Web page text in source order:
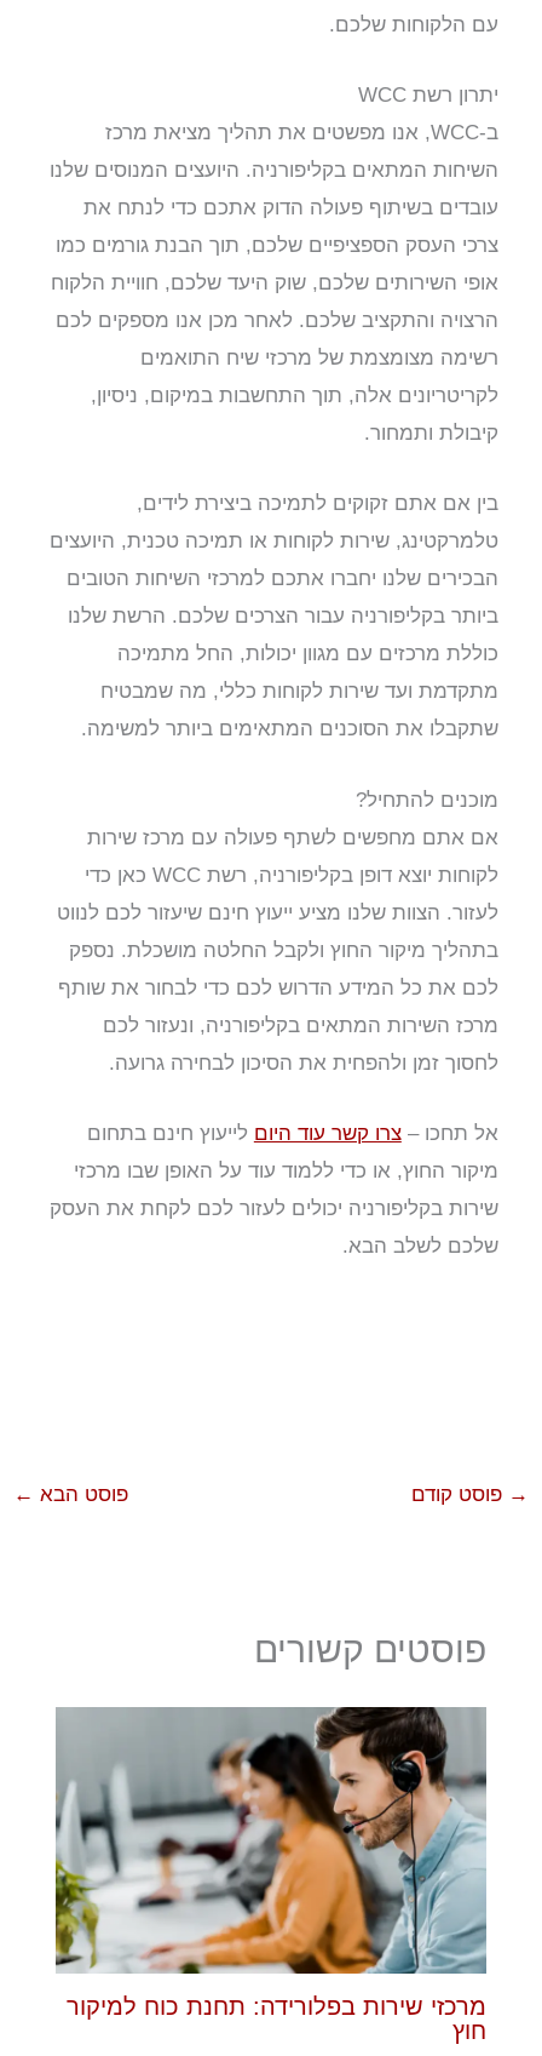
עם הלקוחות שלכם.
יתרון רשת WCC
ב-WCC, אנו מפשטים את תהליך מציאת מרכז
השיחות המתאים בקליפורניה. היועצים המנוסים שלנו
עובדים בשיתוף פעולה הדוק אתכם כדי לנתח את
צרכי העסק הספציפיים שלכם, תוך הבנת גורמים כמו
אופי השירותים שלכם, שוק היעד שלכם, חוויית הלקוח
הרצויה והתקציב שלכם. לאחר מכן אנו מספקים לכם
רשימה מצומצמת של מרכזי שיח התואמים
לקריטריונים אלה, תוך התחשבות במיקום, ניסיון,
קיבולת ותמחור.
בין אם אתם זקוקים לתמיכה ביצירת לידים,
טלמרקטינג, שירות לקוחות או תמיכה טכנית, היועצים
הבכירים שלנו יחברו אתכם למרכזי השיחות הטובים
ביותר בקליפורניה עבור הצרכים שלכם. הרשת שלנו
כוללת מרכזים עם מגוון יכולות, החל מתמיכה
מתקדמת ועד שירות לקוחות כללי, מה שמבטיח
שתקבלו את הסוכנים המתאימים ביותר למשימה.
מוכנים להתחיל?
אם אתם מחפשים לשתף פעולה עם מרכז שירות
לקוחות יוצא דופן בקליפורניה, רשת WCC כאן כדי
לעזור. הצוות שלנו מציע ייעוץ חינם שיעזור לכם לנווט
בתהליך מיקור החוץ ולקבל החלטה מושכלת. נספק
לכם את כל המידע הדרוש לכם כדי לבחור את שותף
מרכז השירות המתאים בקליפורניה, ונעזור לכם
לחסוך זמן ולהפחית את הסיכון לבחירה גרועה.
אל תחכו –צרו קשר עוד היום לייעוץ חינם בתחום
מיקור החוץ, או כדי ללמוד עוד על האופן שבו מרכזי
שירות בקליפורניה יכולים לעזור לכם לקחת את העסק
שלכם לשלב הבא.
→ פוסט קודם פוסט הבא ←
פוסטים קשורים
מרכזי שירות בפלורידה: תחנת כוח למיקור
חוץ